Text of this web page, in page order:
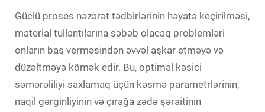
Güclü proses nəzarət tədbirlərinin həyata keçirilməsi,
material tullantılarına səbəb olacaq problemləri
onların baş verməsindən əvvəl aşkar etməyə və
düzəltməyə kömək edir. Bu, optimal kəsici
səmərəliliyi saxlamaq üçün kəsmə parametrlərinin,
naqil gərginliyinin və çırağa zədə şəraitinin